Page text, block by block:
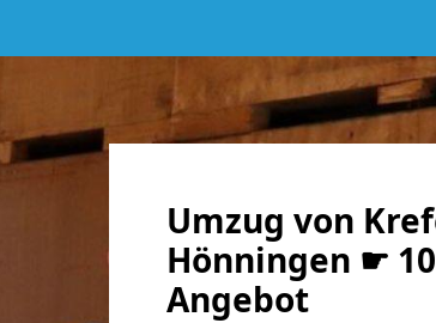
Umzug von
Hönningen ☛
Angebot